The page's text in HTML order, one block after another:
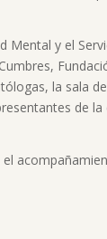
y el
la sala
de